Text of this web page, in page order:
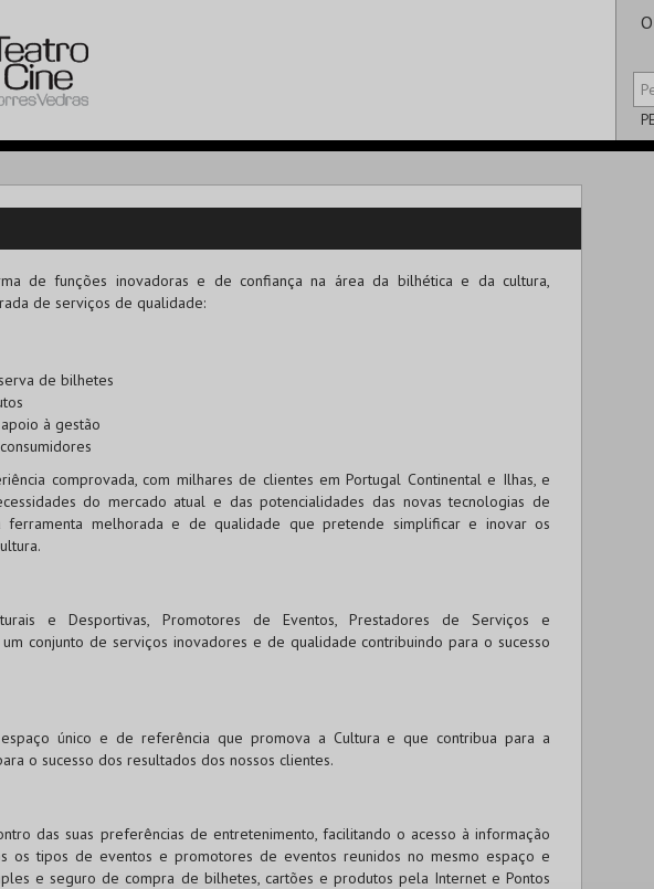
de funções inovadoras e de confiança na área da bilhética e da cultura,
de serviços de qualidade:
de bilhetes
à gestão
comprovada, com milhares de clientes em Portugal Continental e Ilhas, e
do mercado atual e das potencialidades das novas tecnologias de
ferramenta melhorada e de qualidade que pretende simplificar e inovar os
e Desportivas, Promotores de Eventos, Prestadores de Serviços e
um conjunto de serviços inovadores e de qualidade contribuindo para o sucesso
único e de referência que promova a Cultura e que contribua para a
o sucesso dos resultados dos nossos clientes.
das suas preferências de entretenimento, facilitando o acesso à informação
os tipos de eventos e promotores de eventos reunidos no mesmo espaço e
e seguro de compra de bilhetes, cartões e produtos pela Internet e Pontos